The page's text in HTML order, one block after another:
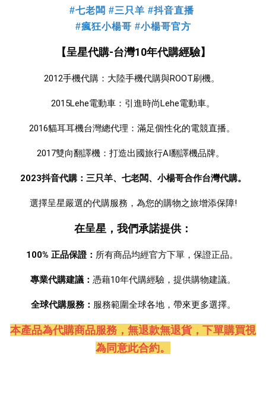
#七老闆 #三只羊 #抖音直播
#瘋狂小楊哥 #小楊哥官方
【呈星代購-台灣10年代購經驗】
2012手機代購：大陸手機代購與ROOT刷機。
2015Lehe電動車：引進時尚Lehe電動車。
2016貓耳耳機台灣總代理：滿足個性化的電競直播。
2017雙向翻譯機：打造出國旅行AI翻譯機品牌。
2023抖音代購：三只羊、七老闆、小楊哥合作台灣代購。
選擇呈星嚴選的代購服務，為您的購物之旅增添保障!
在呈星，我們承諾提供：
100% 正品保證： 所有商品均經官方下單，保證正品。
專業代購建議： 憑藉10年代購經驗，提供購物建議。
全球代購服務： 服務範圍全球各地，帶來更多選擇。
本產品為代購商品服務，無退款無退貨，下單購買視
為同意此合約。